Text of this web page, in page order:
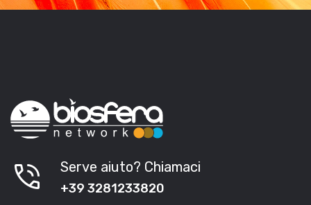
phone_in_talk Serve aiuto? Chiamaci
+39 3281233820